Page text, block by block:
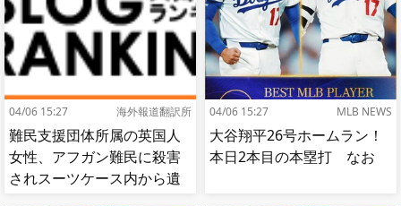
04/06 15:27 海外報道翻訳所
難民支援団体所属の英国人
女性、アフガン難民に殺害
されスーツケース内から遺
04/06 15:27 MLB NEWS
大谷翔平26号ホームラン！
本日2本目の本塁打 なお